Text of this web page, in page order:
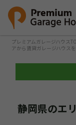
プレミアムガレージハウス
アから賃貸ガレージハウスを
静岡県のエ